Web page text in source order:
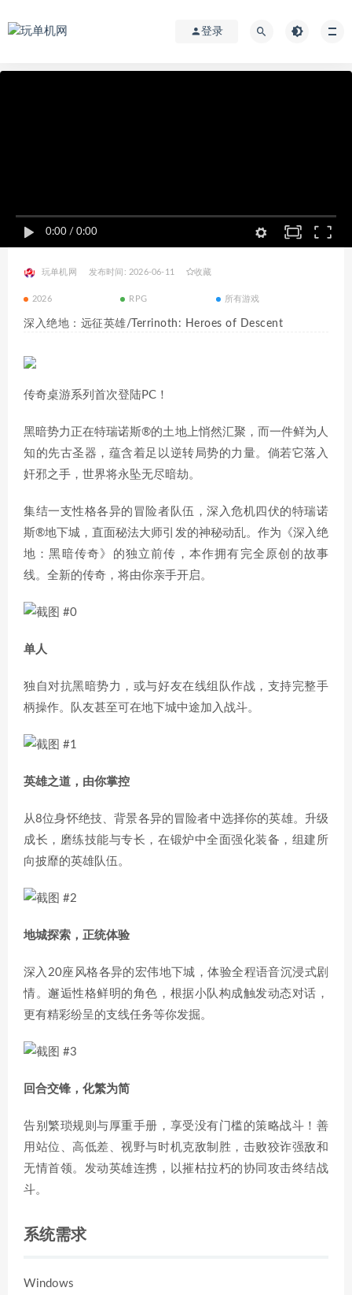
登录
0:00 / 0:00
玩单机网 发布时间: 2026-06-11 收藏
2026 RPG 所有游戏
深入绝地：远征英雄/Terrinoth: Heroes of Descent
传奇桌游系列首次登陆PC！
黑暗势力正在特瑞诺斯®的土地上悄然汇聚，而一件鲜为人
知的先古圣器，蕴含着足以逆转局势的力量。倘若它落入
奸邪之手，世界将永坠无尽暗劫。
集结一支性格各异的冒险者队伍，深入危机四伏的特瑞诺
斯®地下城，直面秘法大师引发的神秘动乱。作为《深入绝
地：黑暗传奇》的独立前传，本作拥有完全原创的故事
线。全新的传奇，将由你亲手开启。
单人
独自对抗黑暗势力，或与好友在线组队作战，支持完整手
柄操作。队友甚至可在地下城中途加入战斗。
英雄之道，由你掌控
从8位身怀绝技、背景各异的冒险者中选择你的英雄。升级
成长，磨练技能与专长，在锻炉中全面强化装备，组建所
向披靡的英雄队伍。
地城探索，正统体验
深入20座风格各异的宏伟地下城，体验全程语音沉浸式剧
情。邂逅性格鲜明的角色，根据小队构成触发动态对话，
更有精彩纷呈的支线任务等你发掘。
回合交锋，化繁为简
告别繁琐规则与厚重手册，享受没有门槛的策略战斗！善
用站位、高低差、视野与时机克敌制胜，击败狡诈强敌和
无情首领。发动英雄连携，以摧枯拉朽的协同攻击终结战
斗。
系统需求
Windows